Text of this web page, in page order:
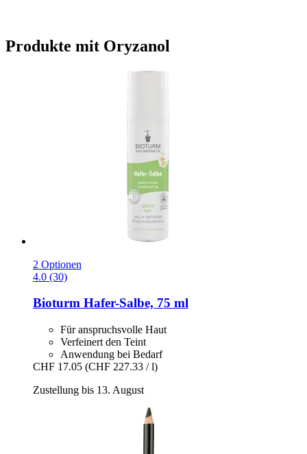
Produkte mit Oryzanol
2 Optionen
4.0 (30)
Bioturm Hafer-​Salbe, 75 ml
Für anspruchsvolle Haut
Verfeinert den Teint
Anwendung bei Bedarf
CHF 17.05 (CHF 227.33 / l)
Zustellung bis 13. August